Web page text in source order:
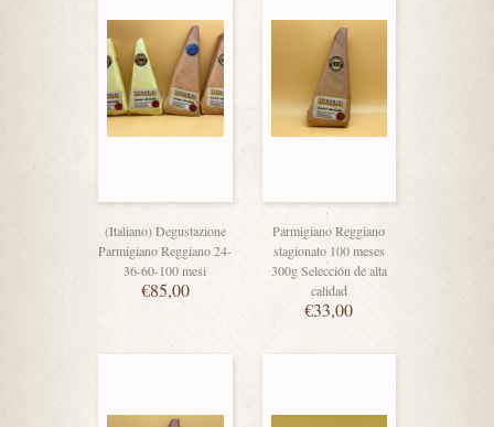
(Italiano) Degustazione
Parmigiano Reggiano 24-
36-60-100 mesi
€85,00
Parmigiano Reggiano
stagionato 100 meses
300g Selección de alta
calidad
€33,00